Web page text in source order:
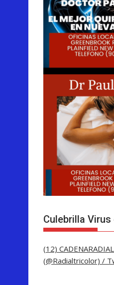
Culebrilla Virus
(12)
(@Radialtricolor) /